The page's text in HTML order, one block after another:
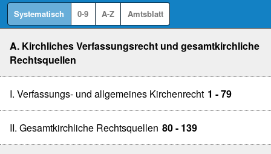
Systematisch 0-9 A-Z Amtsblatt
A. Kirchliches Verfassungsrecht und gesamtkirchliche
Rechtsquellen
I. Verfassungs- und allgemeines Kirchenrecht 1 - 79
II. Gesamtkirchliche Rechtsquellen 80 - 139